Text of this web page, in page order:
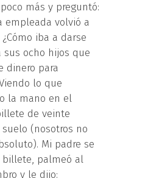
más y preguntó:
empleada volvió a
iba a darse
ocho hijos que
dinero para
lo que
la mano en el
de veinte
(nosotros no
Mi padre se
billete, palmeó al
y le dijo: